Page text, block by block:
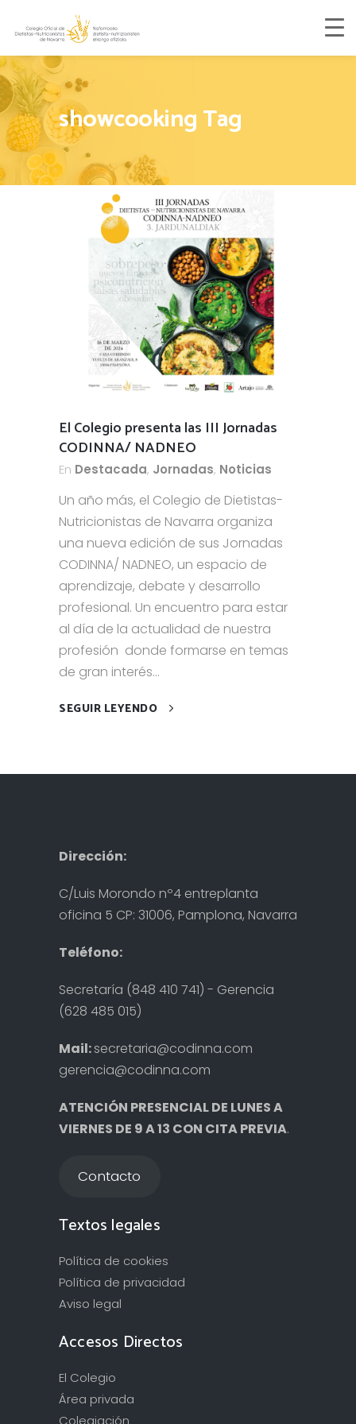
showcooking Tag
El Colegio presenta las III Jornadas
CODINNA/ NADNEO
En Destacada, Jornadas, Noticias
Un año más, el Colegio de Dietistas-
Nutricionistas de Navarra organiza
una nueva edición de sus Jornadas
CODINNA/ NADNEO, un espacio de
aprendizaje, debate y desarrollo
profesional. Un encuentro para estar
al día de la actualidad de nuestra
profesión donde formarse en temas
de gran interés...
SEGUIR LEYENDO
Dirección:
C/Luis Morondo nº4 entreplanta
oficina 5 CP: 31006, Pamplona, Navarra
Teléfono:
Secretaría (848 410 741) - Gerencia
(628 485 015)
Mail:secretaria@codinna.com
gerencia@codinna.com
ATENCIÓN PRESENCIAL DE LUNES A
VIERNES DE 9 A 13 CON CITA PREVIA.
Contacto
Textos legales
Política de cookies
Política de privacidad
Aviso legal
Accesos Directos
El Colegio
Área privada
Colegiación